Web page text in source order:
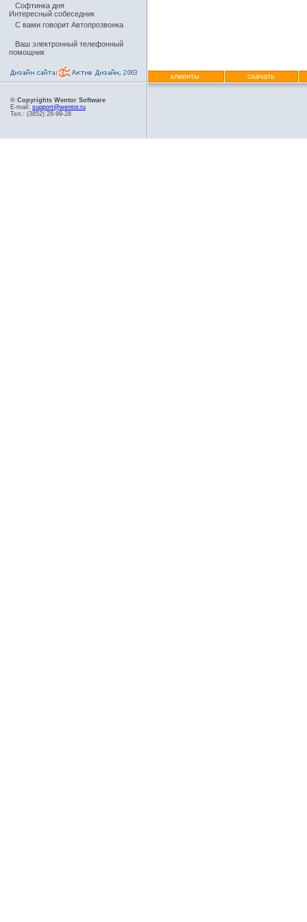
Софтинка дня
Интересный собеседник
С вами говорит Автопрозвонка
Ваш электронный телефонный
помощник
клиенты скачать
© Copyrights Wentor Software
E-mail: support@wentor.ru
Тел.: (3852) 28-99-28